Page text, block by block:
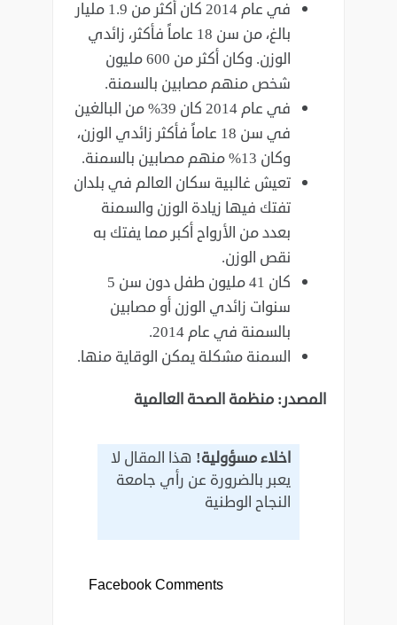
في عام 2014 كان أكثر من 1.9 مليار
بالغ، من سن 18 عاماً فأكثر، زائدي
الوزن. وكان أكثر من 600 مليون
شخص منهم مصابين بالسمنة.
في عام 2014 كان 39% من البالغين
في سن 18 عاماً فأكثر زائدي الوزن،
وكان 13% منهم مصابين بالسمنة.
تعيش غالبية سكان العالم في بلدان
تفتك فيها زيادة الوزن والسمنة
بعدد من الأرواح أكبر مما يفتك به
نقص الوزن.
كان 41 مليون طفل دون سن 5
سنوات زائدي الوزن أو مصابين
بالسمنة في عام 2014.
السمنة مشكلة يمكن الوقاية منها.
المصدر: منظمة الصحة العالمية
اخلاء مسؤولية! هذا المقال لا
يعبر بالضرورة عن رأي جامعة
النجاح الوطنية
Facebook Comments